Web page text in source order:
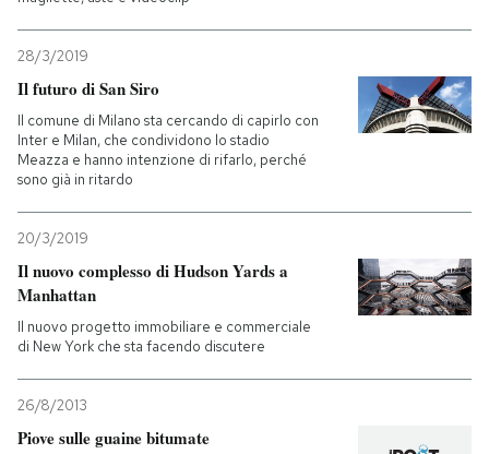
28/3/2019
Il futuro di San Siro
Il comune di Milano sta cercando di capirlo con
Inter e Milan, che condividono lo stadio
Meazza e hanno intenzione di rifarlo, perché
sono già in ritardo
20/3/2019
Il nuovo complesso di Hudson Yards a
Manhattan
Il nuovo progetto immobiliare e commerciale
di New York che sta facendo discutere
26/8/2013
Piove sulle guaine bitumate